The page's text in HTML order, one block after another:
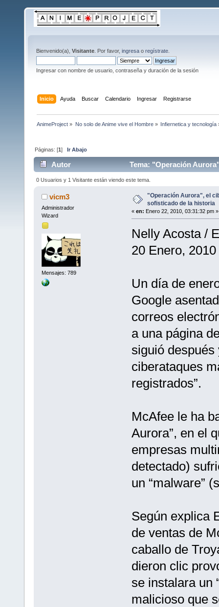
Bienvenido(a), Visitante . Por favor, ingresa o regístrate
Ingresar con nombre de usuario, contraseña y duración de la sesión
Inicio Ayuda Buscar Calendario Ingresar Registrarse
AnimeProject » No solo de Anime vive el Hombre» Infiernetica y tecnología
Páginas: [1]Ir Abajo
Autor Tema: "Operación
0 Usuarios y 1 Visitante están viendo este tema.
vicm3
Administrador
Wizard
Mensajes: 789
"Operación Aurora", el
sofisticado de la historia
« en: Enero 22, 2010, 03:31:32 pm »
Nelly Acosta /
20 Enero,
Un día de
Google
correos
a una página
siguió después
ciberataques
registrados”.
McAfee le ha
Aurora”, en el
empresas
detectado)
un “malware”
Según explica
de ventas de
caballo de
dieron clic
se instalara un
malicioso que